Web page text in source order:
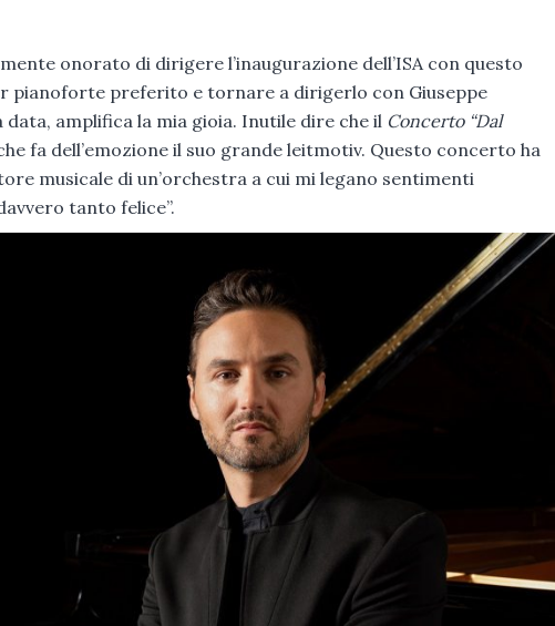
onorato di dirigere l’inaugurazione dell’ISA con questo
pianoforte preferito e tornare a dirigerlo con Giuseppe
data, amplifica la mia gioia. Inutile dire che il Concerto “Dal
fa dell’emozione il suo grande leitmotiv. Questo concerto ha
musicale di un’orchestra a cui mi legano sentimenti
tanto felice”.